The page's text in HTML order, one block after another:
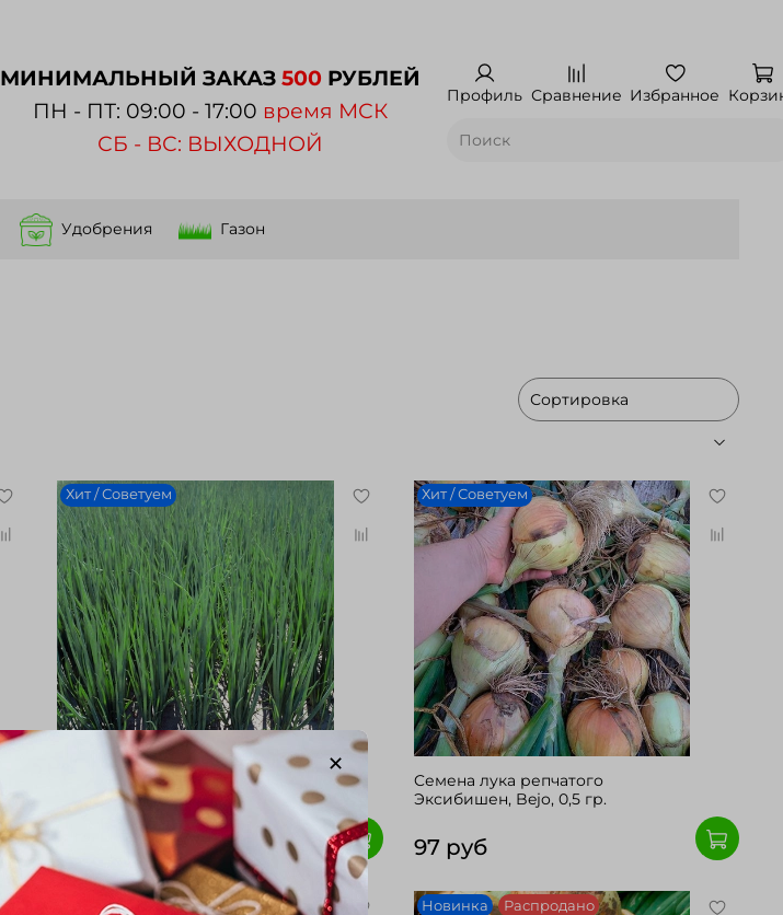
МИНИМАЛЬНЫЙ ЗАКАЗ 500 РУБЛЕЙ
ПН - ПТ: 09:00 - 17:00 время МСК
СБ - ВС: ВЫХОДНОЙ
Профиль Сравнение Избранное
Удобрения Газон
Хит / Советуем
Cемена лука батун Грин Баннер,
Seminis, 1 гр.
133 руб
Хит / Советуем
Cемена лука репчатого
Эксибишен, Bejo, 0,5 гр.
97 руб
Новинка Распродано Новинка Распродано